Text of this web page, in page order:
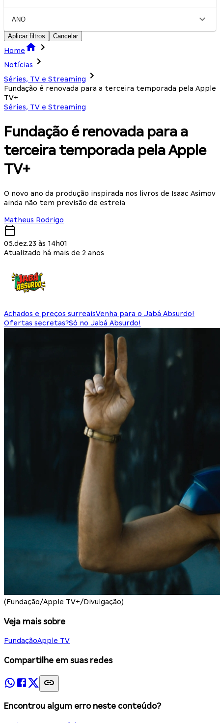
ANO
Aplicar filtros Cancelar
Home
Notícias
Séries, TV e Streaming
Fundação é renovada para a terceira temporada pela Apple
TV+
Séries, TV e Streaming
Fundação é renovada para a
terceira temporada pela Apple
TV+
O novo ano da produção inspirada nos livros de Isaac Asimov
ainda não tem previsão de estreia
Matheus Rodrigo
05.dez.23 às 14h01
Atualizado há mais de 2 anos
Achados e preços surreaisVenha para o Jabá Absurdo!
Ofertas secretas?Só no Jabá Absurdo!
(Fundação/Apple TV+/Divulgação)
Veja mais sobre
FundaçãoApple TV
Compartilhe em suas redes
Encontrou algum erro neste conteúdo?